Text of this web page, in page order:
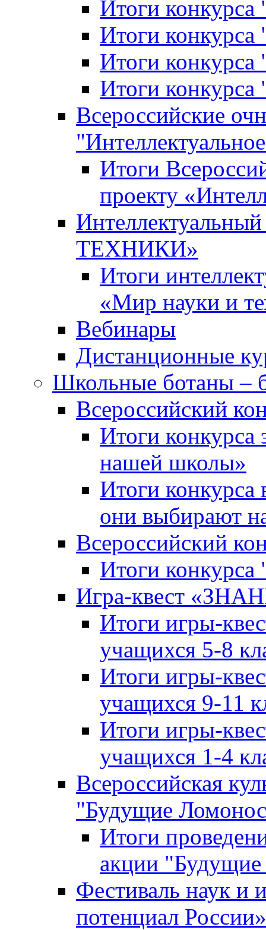
Итоги
Итоги конкурса
Итоги
Итоги
Всероссийские
Итоги
проекту
ТЕХНИКИ»
Итоги
«Мир науки и
Вебинары
Дистанционные
Школьные ботаны –
Всероссийский
Итоги
нашей школы»
Итоги конкурса
они выбирают
Всероссийский
Итоги
Игра-квест
Итоги игры-
учащихся 5-8
Итоги игры-
учащихся 9-11
Итоги игры-
учащихся 1-4
Всероссийская
"Будущие
Итоги
акции
Фестиваль наук и
потенциал России»